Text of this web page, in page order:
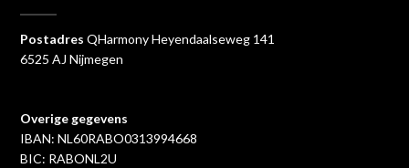
Postadres QHarmony Heyendaalseweg 141
6525 AJ Nijmegen
Overige gegevens
IBAN: NL60RABO0313994668
BIC: RABONL2U